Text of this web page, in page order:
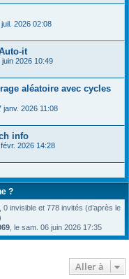
2026 02:08
it
juin 2026 10:49
aléatoire avec cycles
janv. 2026 11:08
info
2026 14:28
?
invisible et 778 invités (d’après le
, le sam. 06 juin 2026 17:35
Aller à